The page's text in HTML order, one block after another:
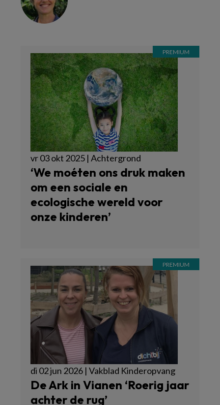
vr 03 okt 2025 | Achtergrond
‘We moéten ons druk maken
om een sociale en
ecologische wereld voor
onze kinderen’
di 02 jun 2026 | Vakblad Kinderopvang
De Ark in Vianen ‘Roerig jaar
achter de rug’